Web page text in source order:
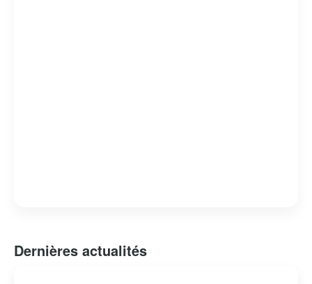
Dernières actualités